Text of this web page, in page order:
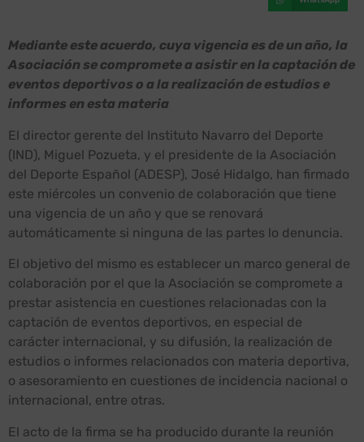
Mediante este acuerdo, cuya vigencia es de un año, la
Asociación se compromete a asistir en la captación de
eventos deportivos o a la realización de estudios e
informes en esta materia
El director gerente del Instituto Navarro del Deporte
(IND), Miguel Pozueta, y el presidente de la Asociación
del Deporte Español (ADESP), José Hidalgo, han firmado
este miércoles un convenio de colaboración que tiene
una vigencia de un año y que se renovará
automáticamente si ninguna de las partes lo denuncia.
El objetivo del mismo es establecer un marco general de
colaboración por el que la Asociación se compromete a
prestar asistencia en cuestiones relacionadas con la
captación de eventos deportivos, en especial de
carácter internacional, y su difusión, la realización de
estudios o informes relacionados con materia deportiva,
o asesoramiento en cuestiones de incidencia nacional o
internacional, entre otras.
El acto de la firma se ha producido durante la reunión